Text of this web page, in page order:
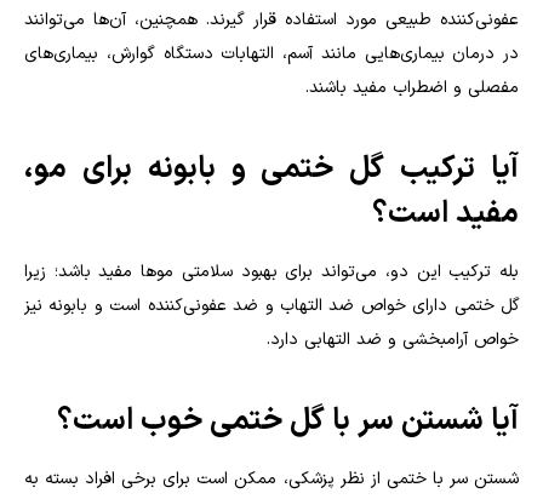
عفونی‌کننده طبیعی مورد استفاده قرار گیرند. همچنین، آن‌ها می‌توانند
در درمان بیماری‌هایی مانند آسم، التهابات دستگاه گوارش، بیماری‌های
مفصلی و اضطراب مفید باشند.
آیا ترکیب گل ختمی و بابونه برای مو،
مفید است؟
بله ترکیب این دو، می‌تواند برای بهبود سلامتی موها مفید باشد؛ زیرا
گل ختمی دارای خواص ضد التهاب و ضد عفونی‌کننده است و بابونه نیز
خواص آرامبخشی و ضد التهابی دارد.
آیا شستن سر با گل ختمی خوب است؟
شستن سر با ختمی از نظر پزشکی، ممکن است برای برخی افراد بسته به